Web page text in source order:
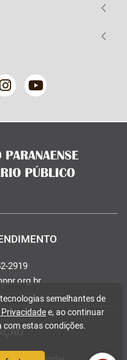
2919
semelhantes de
e, ao continuar
com estas condições.